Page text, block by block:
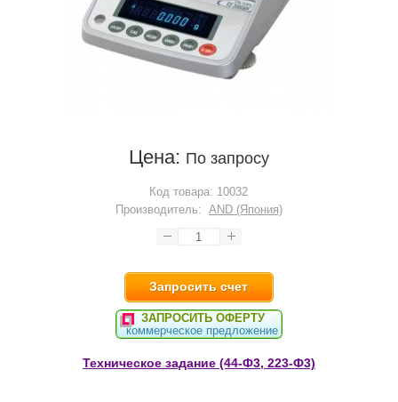
Цена: По запросу
Код товара: 10032
Производитель: AND (Япония)
Запросить счет
ЗАПРОСИТЬ ОФЕРТУ
коммерческое предложение
Техническое задание (44-Ф3, 223-Ф3)